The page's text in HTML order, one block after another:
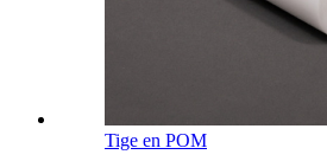
Tige en POM